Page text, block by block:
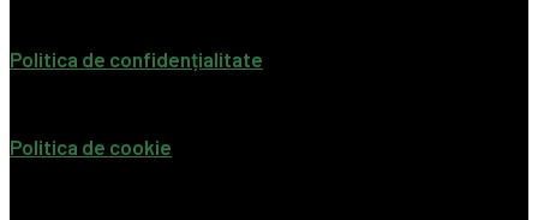
Politica de confidențialitate
Politica de cookie